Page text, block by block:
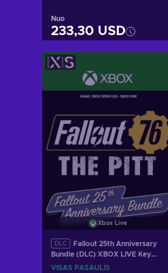
Nuo
233,30 USD
Pridėti į krepšelį
Peržiūrėti pasiūlymus
Xbox Live
DLC
Fallout 25th Anniversary
Bundle (DLC) XBOX LIVE Key
GLOBAL
VISAS PASAULIS